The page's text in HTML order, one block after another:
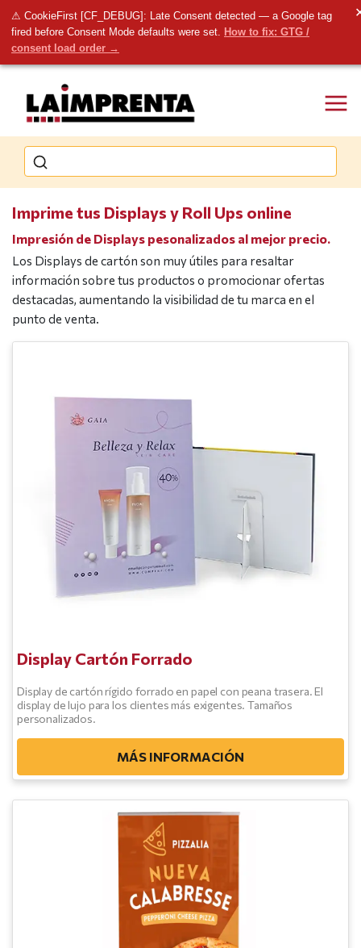
⚠ CookieFirst [CF_DEBUG]: Late Consent detected — a Google tag
fired before Consent Mode defaults were set. How to fix: GTG /
consent load order →
Imprime tus Displays y Roll Ups online
Impresión de Displays pesonalizados al mejor precio.
Los Displays de cartón son muy útiles para resaltar
información sobre tus productos o promocionar ofertas
destacadas, aumentando la visibilidad de tu marca en el
punto de venta.
Display Cartón Forrado
Display de cartón rígido forrado en papel con peana trasera. El
display de lujo para los clientes más exigentes. Tamaños
personalizados.
MÁS INFORMACIÓN